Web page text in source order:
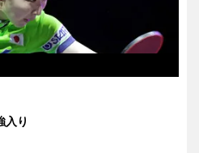
入り